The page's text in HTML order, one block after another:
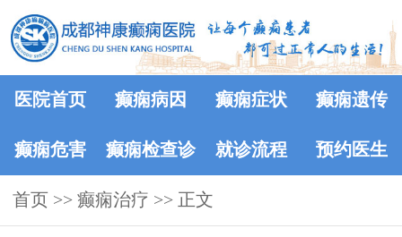
医院首页 癫痫病因 癫痫症状 癫痫遗传
癫痫危害 癫痫检查诊
断
就诊流程 预约医生
首页 >> 癫痫治疗 >> 正文